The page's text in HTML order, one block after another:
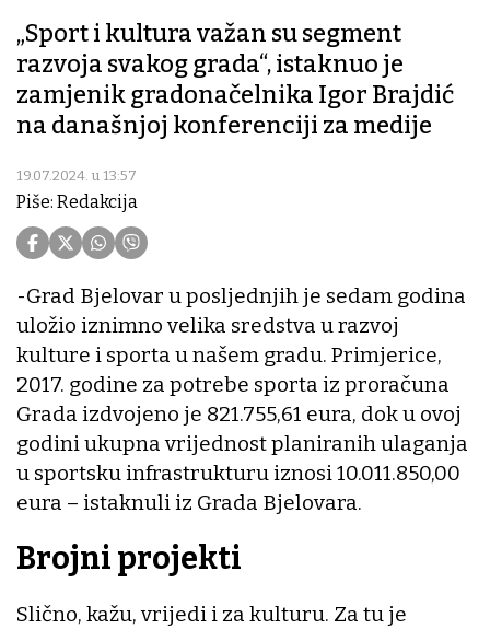
„Sport i kultura važan su segment
razvoja svakog grada“, istaknuo je
zamjenik gradonačelnika Igor Brajdić
na današnjoj konferenciji za medije
19.07.2024. u 13:57
Piše: Redakcija
-Grad Bjelovar u posljednjih je sedam godina
uložio iznimno velika sredstva u razvoj
kulture i sporta u našem gradu. Primjerice,
2017. godine za potrebe sporta iz proračuna
Grada izdvojeno je 821.755,61 eura, dok u ovoj
godini ukupna vrijednost planiranih ulaganja
u sportsku infrastrukturu iznosi 10.011.850,00
eura – istaknuli iz Grada Bjelovara.
Brojni projekti
Slično, kažu, vrijedi i za kulturu. Za tu je